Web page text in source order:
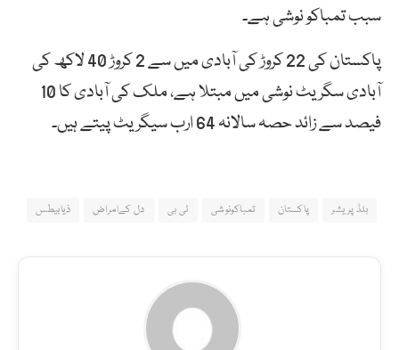
سبب تمباکو نوشی ہے۔
پاکستان کی 22 کروڑ کی آبادی میں سے 2 کروڑ 40 لاکھ کی
آبادی سگریٹ نوشی میں مبتلا ہے، ملک کی آبادی کا 10
فیصد سے زائد حصہ سالانہ 64 ارب سیگریٹ پیتے ہیں۔
بلڈ پریشر پاکستان تمباکونوشی ٹی بی دل کےامراض ذیابیطس